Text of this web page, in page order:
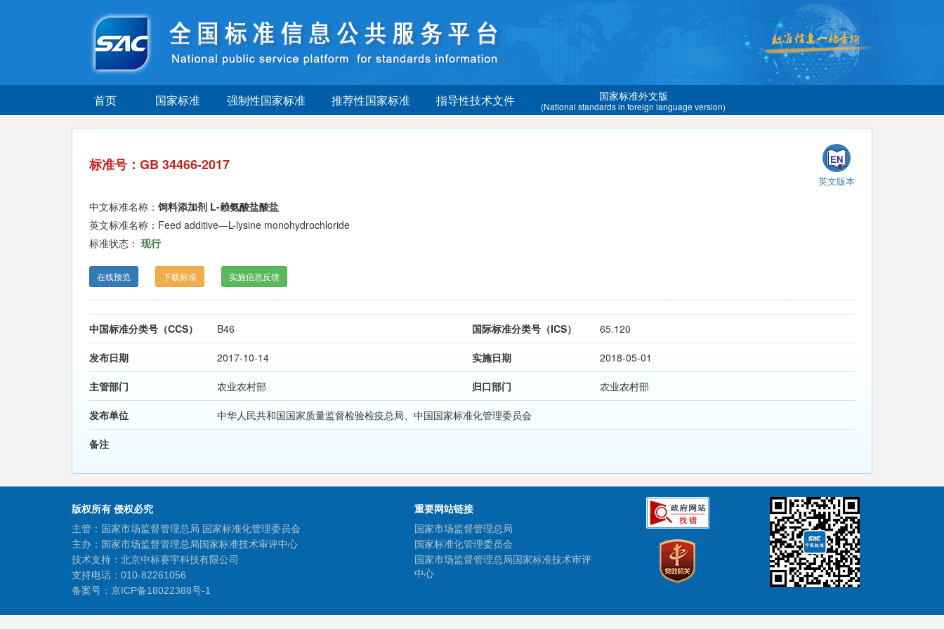
首页 国家标准 强制性国家标准 推荐性国家标准 指导性技术文件 国家标准外文版
(National standards in foreign language version)
标准号：GB 34466-2017
EN
英文版本
中文标准名称： 饲料添加剂 L-赖氨酸盐酸盐
英文标准名称：Feed additive―L-lysine monohydrochloride
标准状态： 现行
在线预览 下载标准 实施信息反馈
中国标准分类号（CCS） B46 国际标准分类号（ICS） 65.120
发布日期 2017-10-14 实施日期 2018-05-01
主管部门 农业农村部 归口部门 农业农村部
发布单位 中华人民共和国国家质量监督检验检疫总局、中国国家标准化管理委员会
备注
版权所有 侵权必究
主管：国家市场监督管理总局 国家标准化管理委员会
主办：国家市场监督管理总局国家标准技术审评中心
技术支持：北京中标赛宇科技有限公司
支持电话：010-82261056
备案号： 京ICP备18022388号-1
重要网站链接
国家市场监督管理总局
国家标准化管理委员会
国家市场监督管理总局国家标准技术审评
中心